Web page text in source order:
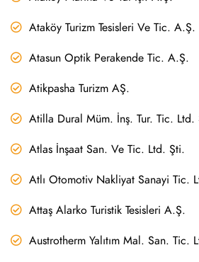
Ataköy Turizm Tesisleri Ve Tic. A.Ş.
Atasun Optik Perakende Tic. A.Ş.
Atikpasha Turizm AŞ.
Atilla Dural Müm. İnş. Tur. Tic. Ltd.
Atlas İnşaat San. Ve Tic. Ltd. Şti.
Atlı Otomotiv Nakliyat Sanayi Tic.
Attaş Alarko Turistik Tesisleri A.Ş.
Austrotherm Yalıtım Mal. San. Tic.